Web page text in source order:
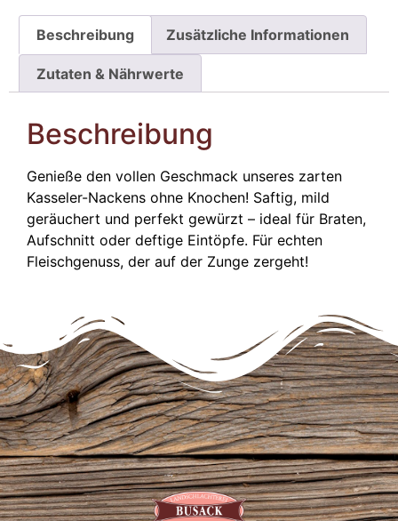
Beschreibung Zusätzliche Informationen
Zutaten & Nährwerte
Beschreibung
Genieße den vollen Geschmack unseres zarten
Kasseler-Nackens ohne Knochen! Saftig, mild
geräuchert und perfekt gewürzt – ideal für Braten,
Aufschnitt oder deftige Eintöpfe. Für echten
Fleischgenuss, der auf der Zunge zergeht!